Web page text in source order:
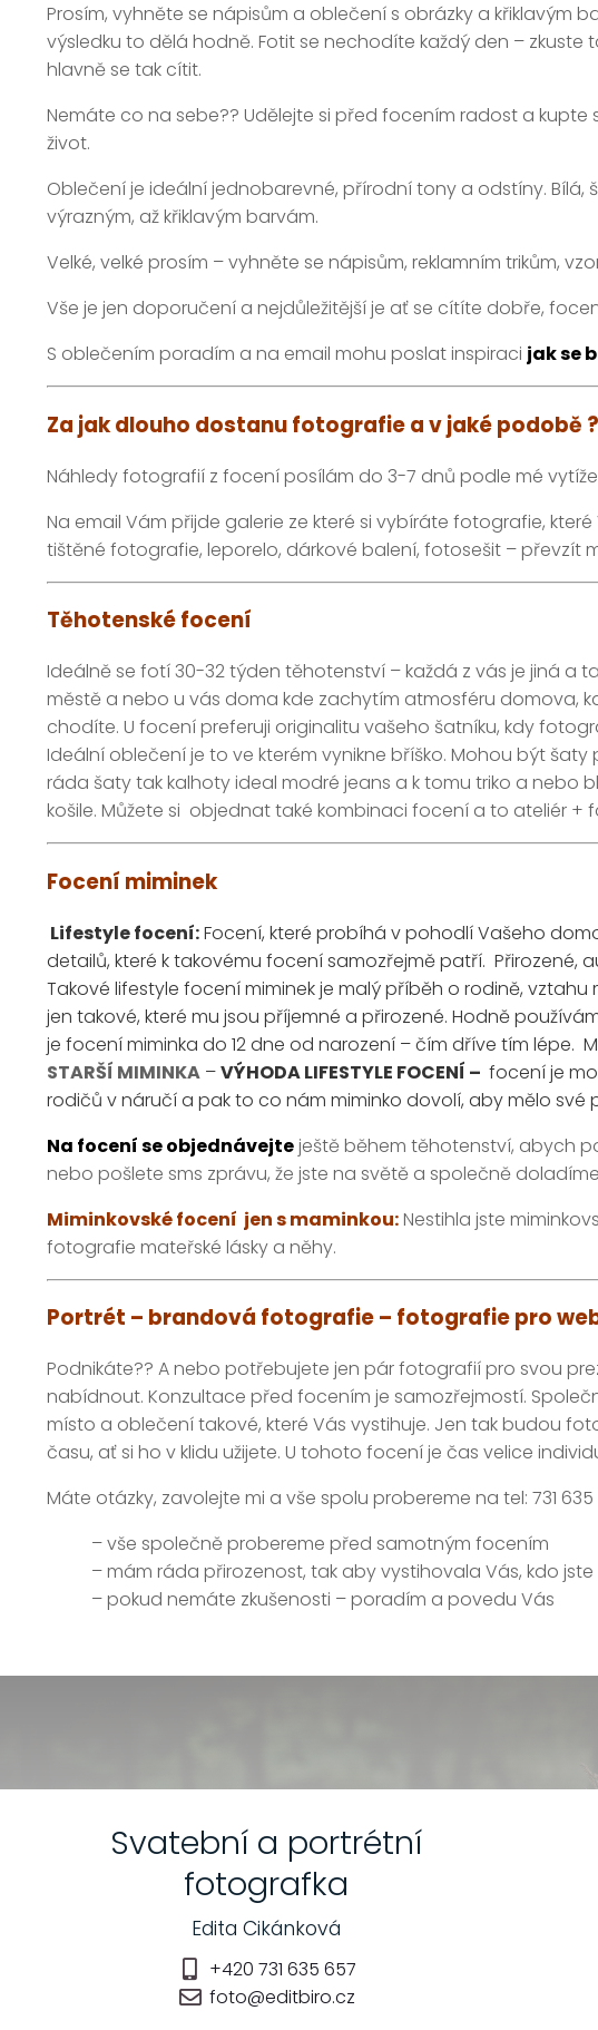
Prosím, vyhněte se nápisům a oblečení s obrázky a
výsledku to dělá hodně. Fotit se nechodíte každý den –
hlavně se tak cítit.
Nemáte co na sebe?? Udělejte si před focením radost a
život.
Oblečení je ideální jednobarevné, přírodní tony a odstíny.
výrazným, až křiklavým barvám.
Velké, velké prosím – vyhněte se nápisům, reklamním trikům,
Vše je jen doporučení a nejdůležitější je ať se cítíte dobře,
S oblečením poradím a na email mohu poslat inspiraci jak se
Za jak dlouho dostanu fotografie a v jaké podobě ?
Náhledy fotografií z focení posílám do 3-7 dnů podle mé
Na email Vám přijde galerie ze které si vybíráte fotografie,
tištěné fotografie, leporelo, dárkové balení, fotosešit – převzít
Těhotenské focení
Ideálně se fotí 30-32 týden těhotenství – každá z vás je jiná a
městě a nebo u vás doma kde zachytím atmosféru domova,
chodíte. U focení preferuji originalitu vašeho šatníku, kdy
Ideální oblečení je to ve kterém vynikne bříško. Mohou být
ráda šaty tak kalhoty ideal modré jeans a k tomu triko a nebo
košile. Můžete si objednat také kombinaci focení a to ateliér +
Focení miminek
Lifestyle focení:Focení, které probíhá v pohodlí Vašeho
detailů, které k takovému focení samozřejmě patří.
Takové lifestyle focení miminek je malý příběh o rodině,
jen takové, které mu jsou příjemné a přirozené. Hodně
je focení miminka do 12 dne od narození – čím dříve tím lépe.
STARŠÍ MIMINKA –VÝHODA LIFESTYLE FOCENÍ – focení je
rodičů v náručí a pak to co nám miminko dovolí, aby mělo své
Na focení se objednávejteještě během těhotenství, abych
nebo pošlete sms zprávu, že jste na světě a společně
Miminkovské focení jen s maminkou:Nestihla jste
fotografie mateřské lásky a něhy.
Portrét – brandová fotografie – fotografie pro
Podnikáte?? A nebo potřebujete jen pár fotografií pro svou
nabídnout. Konzultace před focením je samozřejmostí.
místo a oblečení takové, které Vás vystihuje. Jen tak budou
času, ať si ho v klidu užijete. U tohoto focení je čas velice
Máte otázky, zavolejte mi a vše spolu probereme na tel: 731 635
– vše společně probereme před samotným focením
– mám ráda přirozenost, tak aby vystihovala Vás, kdo jste
– pokud nemáte zkušenosti – poradím a povedu Vás
Svatební a portrétní
fotografka
Edita Cikánková
+420 731 635 657
foto@editbiro.cz